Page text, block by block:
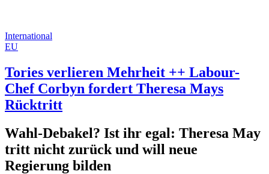
International
EU
Tories verlieren Mehrheit ++ Labour-
Chef Corbyn fordert Theresa Mays
Rücktritt
Wahl-Debakel? Ist ihr egal: Theresa May
tritt nicht zurück und will neue
Regierung bilden